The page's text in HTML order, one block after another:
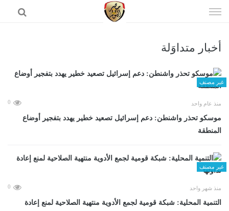
الى
أخبار متداوَلة
غير مصنف
منذ عام واحد 0
موسكو تحذر واشنطن: دعم إسرائيل تصعيد خطير يهدد بتفجير أوضاع
المنطقة
غير مصنف
منذ شهر واحد 0
التنمية المحلية: شبكة قومية لجمع الأدوية منتهية الصلاحية لمنع إعادة